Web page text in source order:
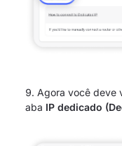
Agora você deve
aba IP dedicado